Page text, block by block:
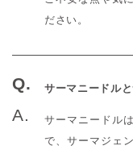
ださい。
サーマニードル
サーマニードル
で、サーマジェ